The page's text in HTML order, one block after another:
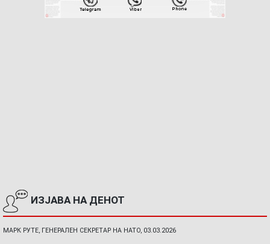
ИЗЈАВА НА ДЕНОТ
МАРК РУТЕ, ГЕНЕРАЛЕН СЕКРЕТАР НА НАТО, 03.03.2026